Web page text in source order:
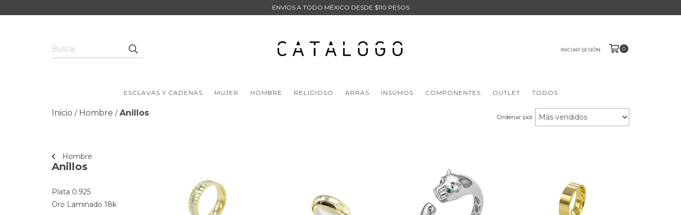
ENVÍOS A TODO MÉXICO DESDE $110 PESOS
INICIAR SESIÓN 0
ESCLAVAS Y CADENAS MUJER HOMBRE RELIGIOSO ARRAS INSUMOS COMPONENTES OUTLET TODOS
Inicio / Hombre / Anillos Ordenar por
Hombre
Anillos
Plata 0.925
Oro Laminado 18k